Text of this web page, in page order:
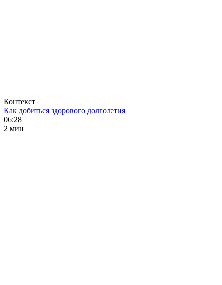
Контекст
Как добиться здорового долголетия
06:28
2 мин